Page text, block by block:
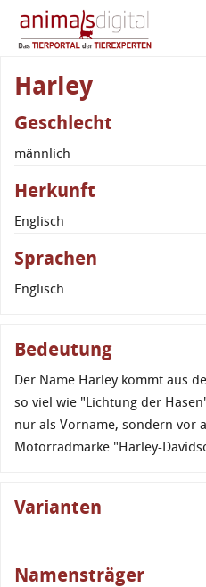
Harley
Geschlecht
männlich
Herkunft
Englisch
Sprachen
Englisch
Bedeutung
Der Name Harley kommt aus
so viel wie "Lichtung der
nur als Vorname, sondern vor
Motorradmarke "Harley-
Varianten
Namensträger